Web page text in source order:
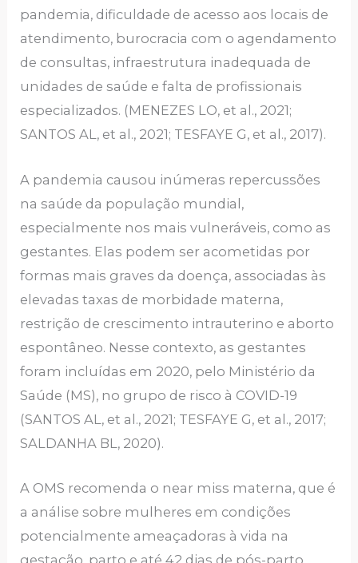
pandemia, dificuldade de acesso aos locais de
atendimento, burocracia com o agendamento
de consultas, infraestrutura inadequada de
unidades de saúde e falta de profissionais
especializados. (MENEZES LO, et al., 2021;
SANTOS AL, et al., 2021; TESFAYE G, et al., 2017).
A pandemia causou inúmeras repercussões
na saúde da população mundial,
especialmente nos mais vulneráveis, como as
gestantes. Elas podem ser acometidas por
formas mais graves da doença, associadas às
elevadas taxas de morbidade materna,
restrição de crescimento intrauterino e aborto
espontâneo. Nesse contexto, as gestantes
foram incluídas em 2020, pelo Ministério da
Saúde (MS), no grupo de risco à COVID-19
(SANTOS AL, et al., 2021; TESFAYE G, et al., 2017;
SALDANHA BL, 2020).
A OMS recomenda o near miss materna, que é
a análise sobre mulheres em condições
potencialmente ameaçadoras à vida na
gestação, parto e até 42 dias de pós-parto.